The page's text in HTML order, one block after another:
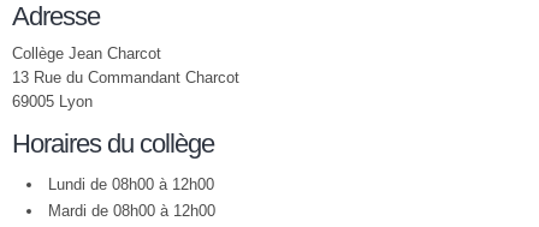
Adresse
Collège Jean Charcot
13 Rue du Commandant Charcot
69005 Lyon
Horaires du collège
Lundi de 08h00 à 12h00
Mardi de 08h00 à 12h00